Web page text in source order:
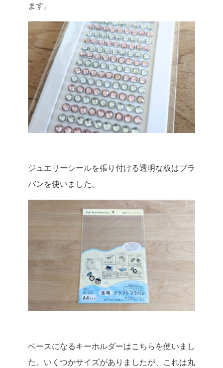
ます。
ジュエリーシールを張り付ける透明な板はプラ
バンを使いました。
ベースになるキーホルダーはこちらを使いまし
た。いくつかサイズがありましたが、これは丸